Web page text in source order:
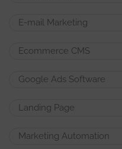
E-mail Marketing
Ecommerce CMS
Google Ads Software
Landing Page
Marketing Automation